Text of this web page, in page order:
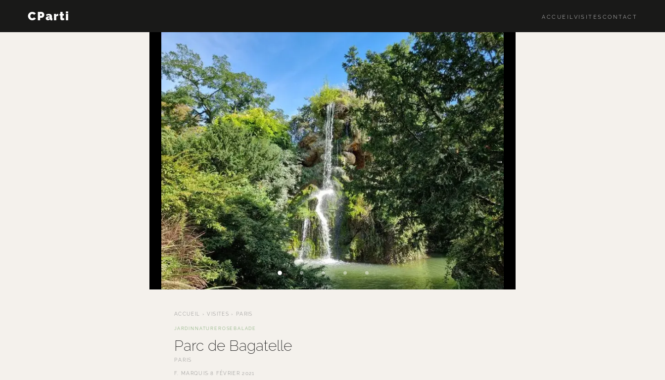
CParti ACCUEILVISITES CONTACT
← →
1 / 5
ACCUEIL ›VISITES › PARIS
JARDIN NATURE ROSEBALADE
Parc de Bagatelle
PARIS
F. MARQUIS· 8 FÉVRIER 2021